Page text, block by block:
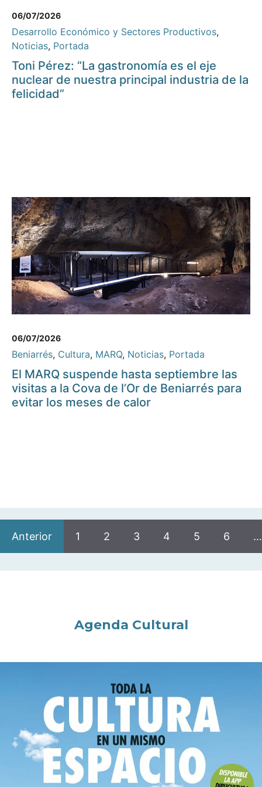
06/07/2026
Desarrollo Económico y Sectores Productivos,
Noticias, Portada
Toni Pérez: “La gastronomía es el eje
nuclear de nuestra principal industria de la
felicidad”
06/07/2026
Beniarrés, Cultura, MARQ, Noticias, Portada
El MARQ suspende hasta septiembre las
visitas a la Cova de l’Or de Beniarrés para
evitar los meses de calor
Anterior 1 2 3 4 5 6 …
Agenda Cultural